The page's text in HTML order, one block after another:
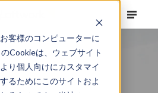
客様のコンピューターに
Cookieは、ウェブサイト
り個人向けにカスタマイ
るためにこのサイトおよ